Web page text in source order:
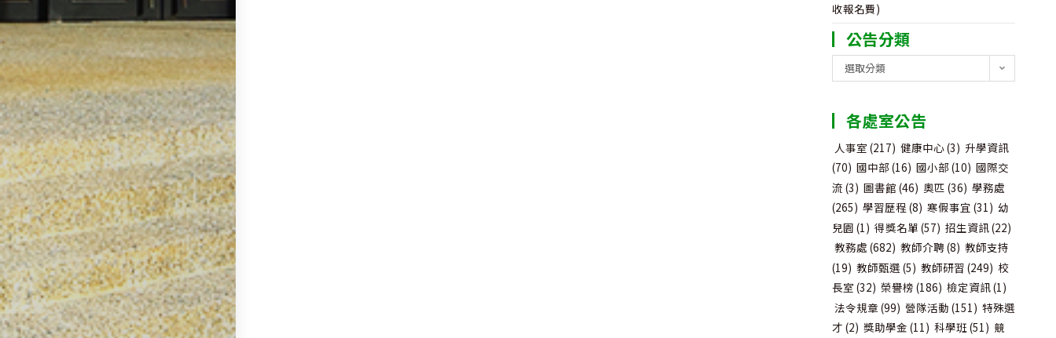
收報名費)
公告分類
告
類
選取分類
各處室公告
人事室 (217) 健康中心(3) 升學資訊
(70) 國中部 (16) 國小部 (10) 國際交
流 (3) 圖書館 (46) 奧匹 (36) 學務處
(265) 學習歷程 (8) 寒假事宜 (31) 幼
兒園 (1) 得獎名單 (57) 招生資訊(22)
教務處 (682) 教師介聘(8) 教師支持
(19) 教師甄選 (5) 教師研習 (249) 校
長室 (32) 榮譽榜 (186) 檢定資訊(1)
法令規章 (99) 營隊活動 (151) 特殊選
才 (2) 獎助學金 (11) 科學班(51) 競